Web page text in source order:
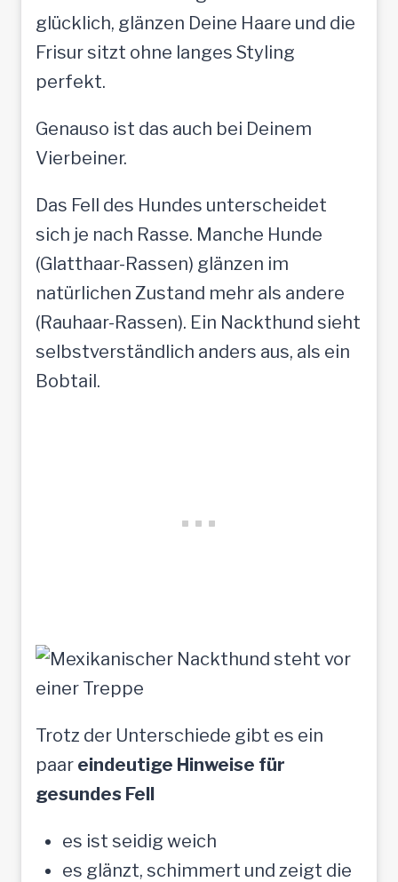
glücklich, glänzen Deine Haare und die
Frisur sitzt ohne langes Styling
perfekt.
Genauso ist das auch bei Deinem
Vierbeiner.
Das Fell des Hundes unterscheidet
sich je nach Rasse. Manche Hunde
(Glatthaar-Rassen) glänzen im
natürlichen Zustand mehr als andere
(Rauhaar-Rassen). Ein Nackthund sieht
selbstverständlich anders aus, als ein
Bobtail.
Trotz der Unterschiede gibt es ein
paar eindeutige Hinweise für
gesundes Fell
es ist seidig weich
es glänzt, schimmert und zeigt die